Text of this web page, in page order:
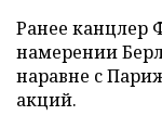
Ранее канцлер
намерении
наравне с
акций.